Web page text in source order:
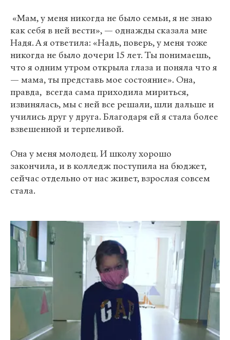
«Мам, у меня никогда не было семьи, я не знаю
как себя в ней вести», — однажды сказала мне
Надя. А я ответила: «Надь, поверь, у меня тоже
никогда не было дочери 15 лет. Ты понимаешь,
что я одним утром открыла глаза и поняла что я
— мама, ты представь мое состояние». Она,
правда, всегда сама приходила мириться,
извинялась, мы с ней все решали, шли дальше и
учились друг у друга. Благодаря ей я стала более
взвешенной и терпеливой.
Она у меня молодец. И школу хорошо
закончила, и в колледж поступила на бюджет,
сейчас отдельно от нас живет, взрослая совсем
стала.